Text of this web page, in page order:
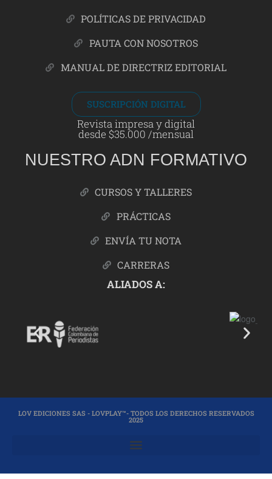
POLÍTICAS DE PRIVACIDAD
PAUTA CON NOSOTROS
MANUAL DE DIRECTRIZ EDITORIAL
SUSCRIPCIÓN DIGITAL
Revista impresa y digital
desde $35.000 /mensual
NUESTRO ADN FORMATIVO
CURSOS Y TALLERES
PRÁCTICAS
ENVÍA TU NOTA
CARRERAS
ALIADOS A:
LOV EDICIONES SAS - LOVPLAY™- TODOS LOS DERECHOS RESERVADOS
2025